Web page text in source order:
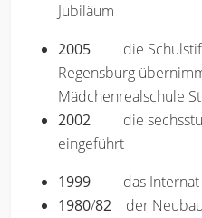
Jubiläum
2005 die
Regensburg
Mädchenrealschule
2002 die
eingeführt
1999 das
1980/82 der